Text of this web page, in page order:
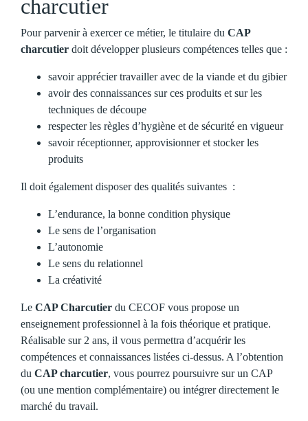
charcutier
Pour parvenir à exercer ce métier, le titulaire du CAP
charcutier doit développer plusieurs compétences telles que :
savoir apprécier travailler avec de la viande et du gibier
avoir des connaissances sur ces produits et sur les
techniques de découpe
respecter les règles d’hygiène et de sécurité en vigueur
savoir réceptionner, approvisionner et stocker les
produits
Il doit également disposer des qualités suivantes :
L’endurance, la bonne condition physique
Le sens de l’organisation
L’autonomie
Le sens du relationnel
La créativité
Le CAP Charcutier du CECOF vous propose un
enseignement professionnel à la fois théorique et pratique.
Réalisable sur 2 ans, il vous permettra d’acquérir les
compétences et connaissances listées ci-dessus. A l’obtention
du CAP charcutier, vous pourrez poursuivre sur un CAP
(ou une mention complémentaire) ou intégrer directement le
marché du travail.